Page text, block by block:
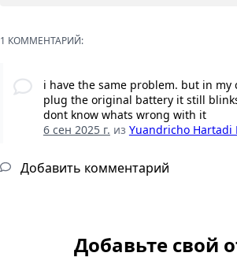
1 КОММЕНТАРИЙ:
i have the same problem. but in my
plug the original battery it still
dont know whats wrong with it
6 сен 2025 г. из Yuandricho Hartadi
Добавить комментарий
Добавьте свой